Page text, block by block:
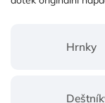
Hrnky